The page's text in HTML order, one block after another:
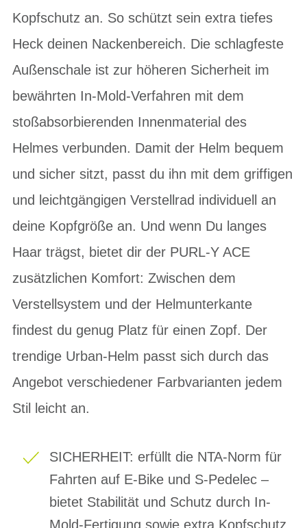
Kopfschutz an. So schützt sein extra tiefes
Heck deinen Nackenbereich. Die schlagfeste
Außenschale ist zur höheren Sicherheit im
bewährten In-Mold-Verfahren mit dem
stoßabsorbierenden Innenmaterial des
Helmes verbunden. Damit der Helm bequem
und sicher sitzt, passt du ihn mit dem griffigen
und leichtgängigen Verstellrad individuell an
deine Kopfgröße an. Und wenn Du langes
Haar trägst, bietet dir der PURL-Y ACE
zusätzlichen Komfort: Zwischen dem
Verstellsystem und der Helmunterkante
findest du genug Platz für einen Zopf. Der
trendige Urban-Helm passt sich durch das
Angebot verschiedener Farbvarianten jedem
Stil leicht an.
SICHERHEIT: erfüllt die NTA-Norm für
Fahrten auf E-Bike und S-Pedelec –
bietet Stabilität und Schutz durch In-
Mold-Fertigung sowie extra Kopfschutz